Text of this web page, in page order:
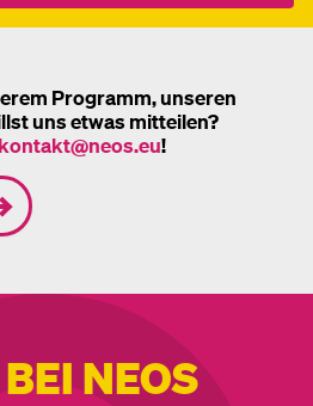
Programm, unseren
uns etwas mitteilen?
kontakt@neos.eu!
NEOS